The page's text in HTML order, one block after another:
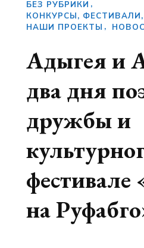
БЕЗ РУБРИКИ
КОНКУРСЫ,
НАШИ ПРОЕКТЫ
Адыгея и
два дня
дружбы и
на